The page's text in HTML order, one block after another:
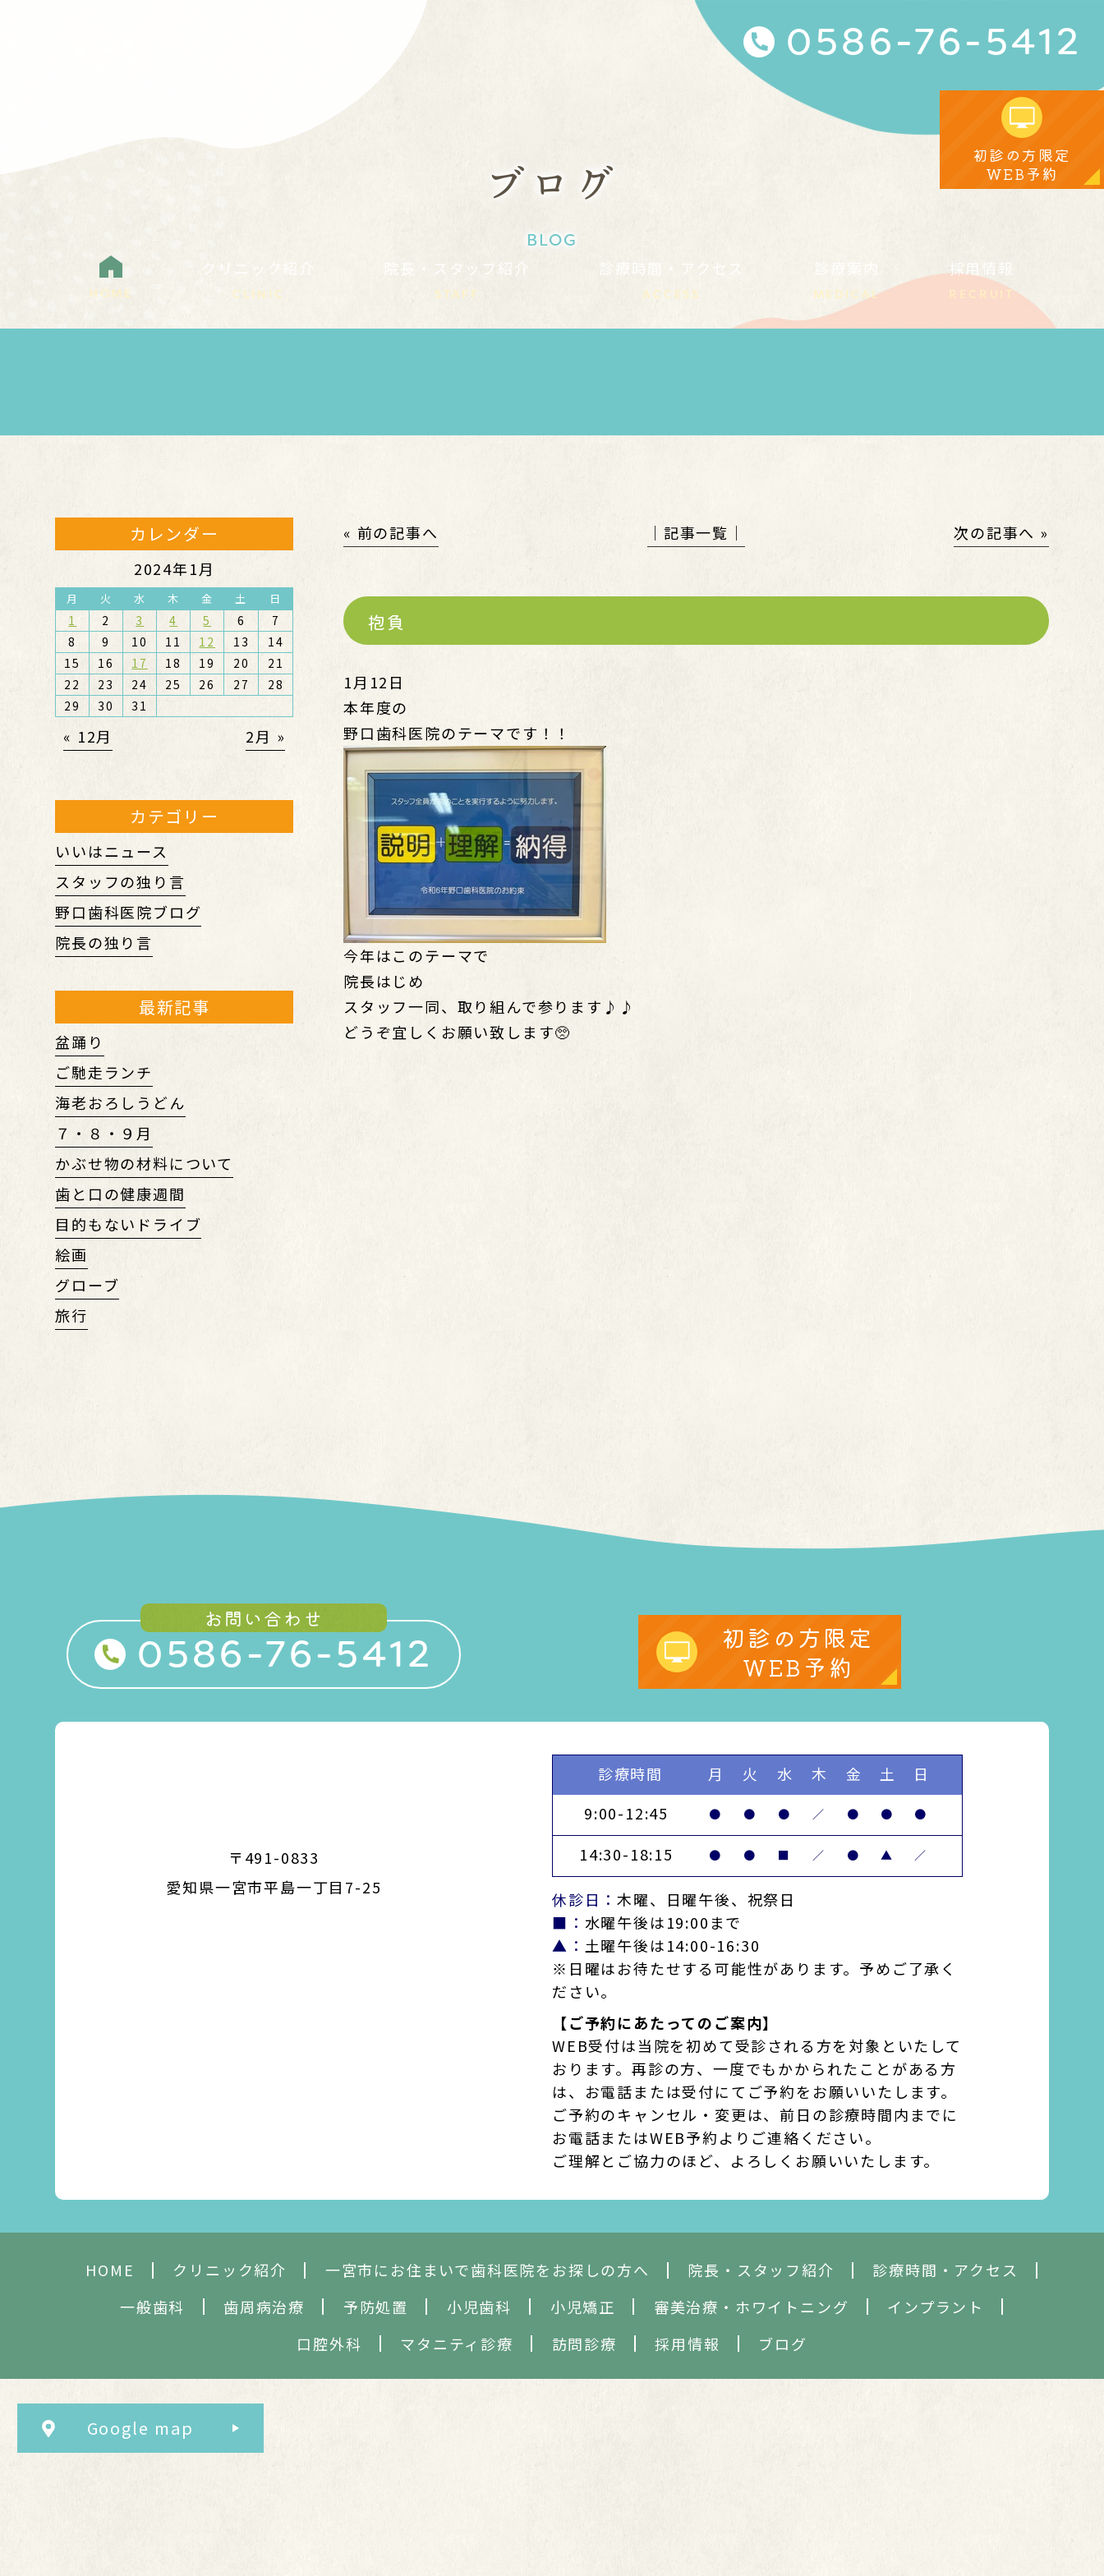
0586-76-5412
初診の方限定
WEB予約
ブログ
BLOG
HOME
クリニック紹介
CLINIC
院長・スタッフ紹介
STAFF
診療時間・アクセス
ACCESS
診療案内
MEDICAL
採用情報
RECRUIT
« 前の記事へ │記事一覧│ 次の記事へ »
抱負
1月12日
本年度の
野口歯科医院のテーマです！！
今年はこのテーマで
院長はじめ
スタッフ一同、取り組んで参ります♪♪
どうぞ宜しくお願い致します🥺
カレンダー
2024年1月
月 火 水 木 金 土 日
1 2 3 4 5 6
7
8
9 10 11 12 13
14
15
16 17 18 19 20
21
22
23 24 25 26 27
28
29
30 31
« 12月 2月 »
カテゴリー
いいはニュース
スタッフの独り言
野口歯科医院ブログ
院長の独り言
最新記事
盆踊り
ご馳走ランチ
海老おろしうどん
７・８・９月
かぶせ物の材料について
歯と口の健康週間
目的もないドライブ
絵画
グローブ
旅行
お問い合わせ
0586-76-5412
初診の方限定
WEB予約
〒491-0833
愛知県一宮市平島一丁目7-25
診療時間 月 火 水 木 金 土
日
9:00-12:45
● ● ● ／ ● ● ●
14:30-18:15 ● ● ■ ／ ● ▲ ／
休診日：木曜、日曜午後、祝祭日
■： 水曜午後は19:00まで
▲： 土曜午後は14:00-16:30
※日曜はお待たせする可能性があります。予めご了承く
ださい。
【ご予約にあたってのご案内】
WEB受付は当院を初めて受診される方を対象といたして
おります。再診の方、一度でもかかられたことがある方
は、お電話または受付にてご予約をお願いいたします。
ご予約のキャンセル・変更は、前日の診療時間内までに
お電話またはWEB予約よりご連絡ください。
ご理解とご協力のほど、よろしくお願いいたします。
HOME クリニック紹介 一宮市にお住まいで歯科医院をお探しの方へ 院長・スタッフ紹介
診療時間・アクセス
一般歯科
歯周病治療 予防処置 小児歯科 小児矯正 審美治療 ・ホワイトニング
インプラント
口腔外科
マタニティ診療 訪問診療 採用情報 ブログ
Google map